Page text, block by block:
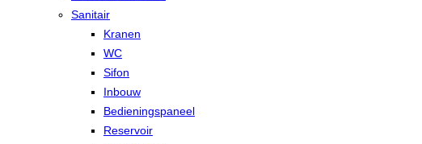
Sanitair
Kranen
WC
Sifon
Inbouw
Bedieningspaneel
Reservoir